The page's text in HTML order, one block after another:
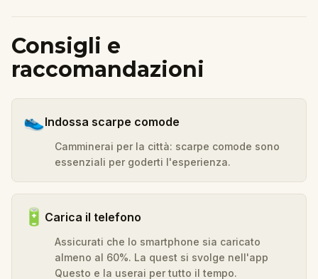
Consigli e
raccomandazioni
👟Indossa scarpe comode
Camminerai per la città: scarpe comode sono
essenziali per goderti l'esperienza.
🔋 Carica il telefono
Assicurati che lo smartphone sia caricato
almeno al 60%. La quest si svolge nell'app
Questo e la userai per tutto il tempo.